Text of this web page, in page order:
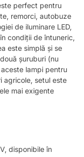
perfect pentru
remorci, autobuze
de iluminare LED,
condiții de întuneric,
este simplă și se
șuruburi (nu
lampi pentru
agricole, setul este
mai exigente
disponibile în